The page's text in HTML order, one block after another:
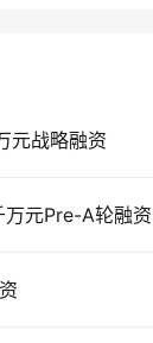
元战略融资
元Pre-A轮融资